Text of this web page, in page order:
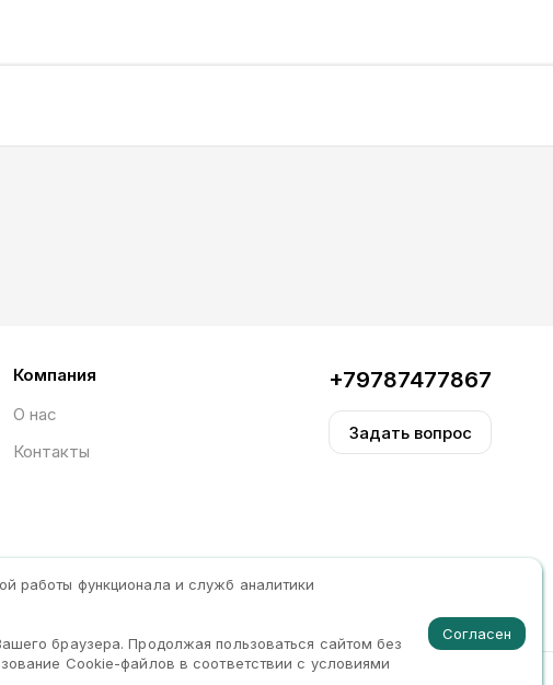
Компания
О нас
Контакты
+79787477867
Задать вопрос
работы функционала и служб аналитики
браузера. Продолжая пользоваться сайтом без
Cookie-файлов в соответствии с условиями
Согласен